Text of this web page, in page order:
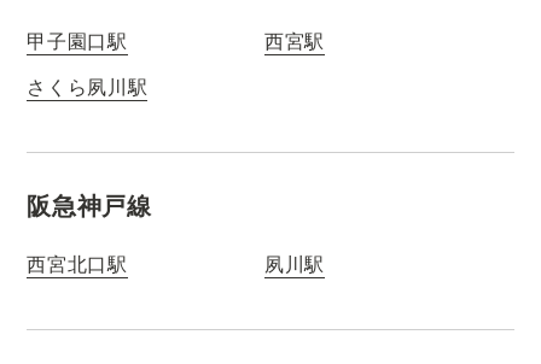
甲子園口駅
西宮駅
さくら夙川駅
阪急神戸線
西宮北口駅 夙川駅